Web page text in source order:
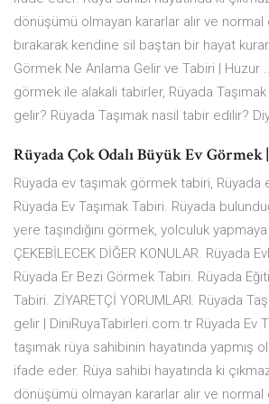
dönüşümü olmayan kararlar alır ve
bırakarak kendine sil baştan bir hayat
Görmek Ne Anlama Gelir ve Tabiri | Huzur
görmek ile alakali tabirler, Rüyada
gelir? Rüyada Taşımak nasil tabir edilir?
Rüyada Çok Odalı Büyük Ev
Rüyada ev taşımak görmek tabiri, Rüyada
Rüyada Ev Taşımak Tabiri. Rüyada
yere taşındığını görmek, yolcu­luk
ÇEKEBİLECEK DİĞER KONULAR. Rüyada
Rüyada Er Bezi Görmek Tabiri. Rüyada
Tabiri. ZİYARETÇİ YORUMLARI. Rüyada
gelir | DiniRuyaTabirleri.com.tr Rüyada Ev
taşımak rüya sahibinin hayatında yapmış
ifade eder. Rüya sahibi hayatında ki
dönüşümü olmayan kararlar alır ve